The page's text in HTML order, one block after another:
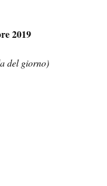
2019
del giorno)